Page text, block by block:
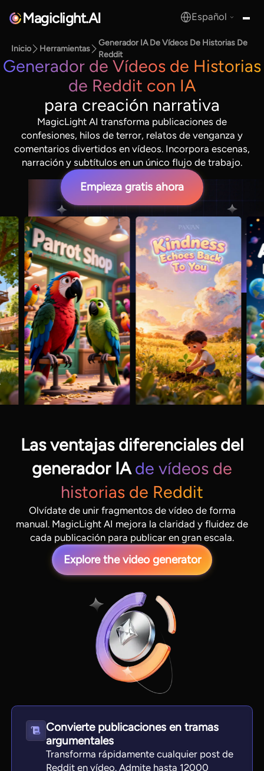
Magiclight.AI
View all tools
Español
Inicio Herramientas
Generador IA De Vídeos De Historias De
Reddit
Generador de Vídeos de Historias
de Reddit con IA
para creación narrativa
MagicLight AI transforma publicaciones de
confesiones, hilos de terror, relatos de venganza y
comentarios divertidos en vídeos. Incorpora escenas,
narración y subtítulos en un único flujo de trabajo.
Empieza gratis ahora
Las ventajas diferenciales del
generador IA de vídeos de
historias de Reddit
Olvídate de unir fragmentos de vídeo de forma
manual. MagicLight AI mejora la claridad y fluidez de
cada publicación para publicar en gran escala.
Explore the video generator
Convierte publicaciones en tramas
argumentales
Transforma rápidamente cualquier post de
Reddit en vídeo. Admite hasta 12000